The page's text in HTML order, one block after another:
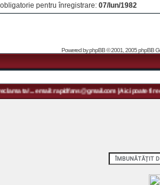
pentru înregistrare: 07/Iun/1982
Powered byphpBB© 2001, 2005 phpBB
ta! ... email: rapidfans@gmail.com | Aici poate fi